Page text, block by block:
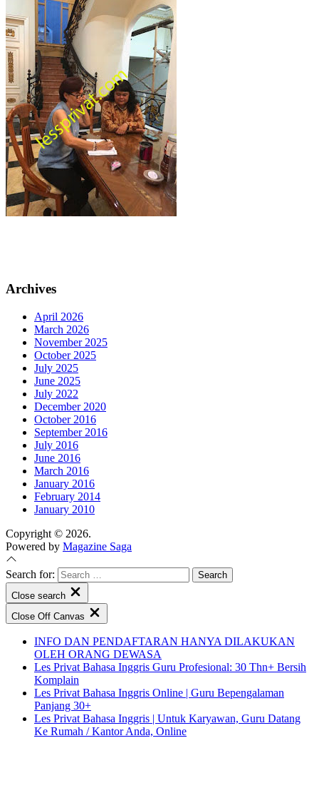
Archives
April 2026
March 2026
November 2025
October 2025
July 2025
June 2025
July 2022
December 2020
October 2016
September 2016
July 2016
June 2016
March 2016
January 2016
February 2014
January 2010
Copyright © 2026.
Powered by Magazine Saga
Search for:
Close search
Close Off Canvas
INFO DAN PENDAFTARAN HANYA DILAKUKAN
OLEH ORANG DEWASA
Les Privat Bahasa Inggris Guru Profesional: 30 Thn+ Bersih
Komplain
Les Privat Bahasa Inggris Online | Guru Bepengalaman
Panjang 30+
Les Privat Bahasa Inggris | Untuk Karyawan, Guru Datang
Ke Rumah / Kantor Anda, Online